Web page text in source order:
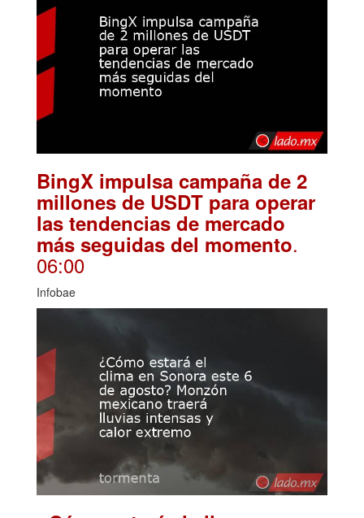
BingX impulsa campaña de 2
millones de USDT para operar
las tendencias de mercado
más seguidas del momento.
06:00
Infobae